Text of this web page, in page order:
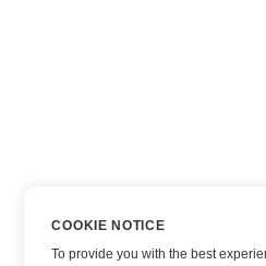
COOKIE NOTICE
To provide you with the best